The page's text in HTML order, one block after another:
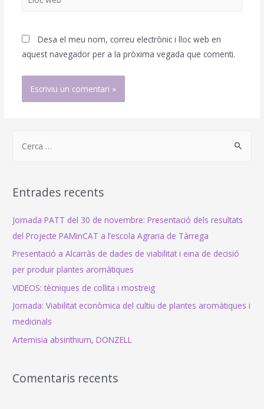
Desa el meu nom, correu electrònic i lloc web en
aquest navegador per a la pròxima vegada que comenti.
h
f
o
Entrades recents
Jornada PATT del 30 de novembre: Presentació dels resultats
del Projecte PAMinCAT a l’escola Agraria de Tàrrega
Presentació a Alcarràs de dades de viabilitat i eina de decisió
per produir plantes aromàtiques
VIDEOS: tècniques de collita i mostreig
Jornada: Viabilitat econòmica del cultiu de plantes aromàtiques i
medicinals
Artemisia absinthium, DONZELL
Comentaris recents